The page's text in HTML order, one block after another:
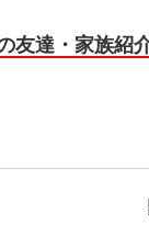
友達・家族紹